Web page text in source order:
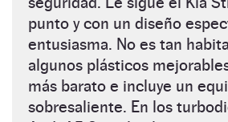
punto y con un diseño
entusiasma. No es tan
algunos plásticos
más barato e incluye un
sobresaliente. En los